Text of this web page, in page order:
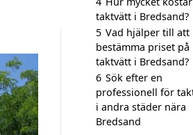
taktvätt i Bredsand?
5 Vad hjälper till att
bestämma priset på
taktvätt i Bredsand?
6 Sök efter en
professionell för
i andra städer nära
Bredsand